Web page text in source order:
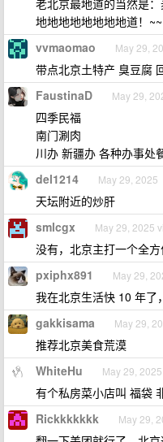
老北京最地道的当然是
地地地地地地地地道！
vvmaomao May 29,
带点北京土特产 臭豆腐
FaustinaD May 29,
四季民福
南门涮肉
川办 新疆办 各种办事处
del1214 May 29, 2025
天坛附近的炒肝
smlcgx May 29, 2025
没有，北京主打一个全
pxiphx891 May 29,
我在北京生活快 10 年了
gakkisama May 29,
推荐北京美食荒漠
WhiteHu May 29, 2025
有个私房菜小店叫 福袋
Rickkkkkkk May 29,